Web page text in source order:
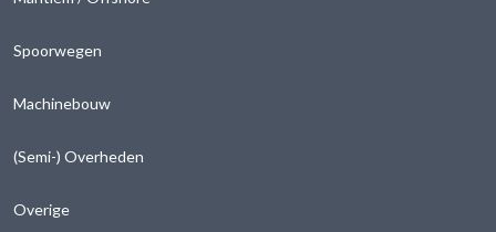
Spoorwegen
Machinebouw
(Semi-) Overheden
Overige